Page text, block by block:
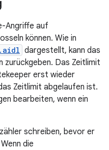
Angriffe auf
können. Wie in
dargestellt, kann das
zurückgeben. Das Zeitlimit
erst wieder
Zeitlimit abgelaufen ist.
bearbeiten, wenn ein
schreiben, bevor er
die